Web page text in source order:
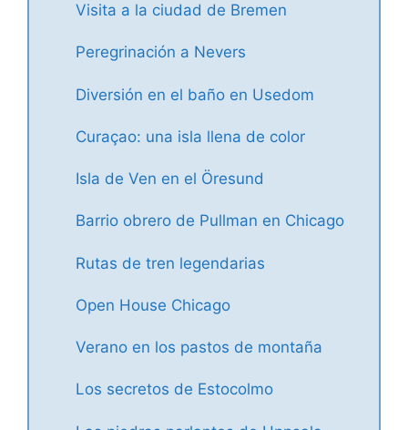
Visita a la ciudad de Bremen
Peregrinación a Nevers
Diversión en el baño en Usedom
Curaçao: una isla llena de color
Isla de Ven en el Öresund
Barrio obrero de Pullman en Chicago
Rutas de tren legendarias
Open House Chicago
Verano en los pastos de montaña
Los secretos de Estocolmo